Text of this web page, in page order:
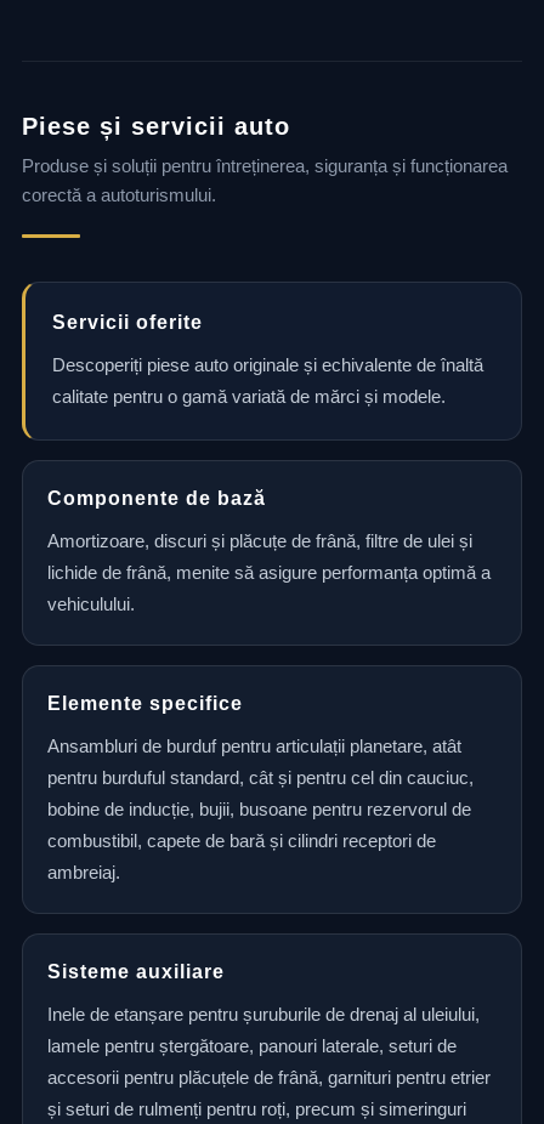
Piese și servicii auto
Produse și soluții pentru întreținerea, siguranța și funcționarea
corectă a autoturismului.
Servicii oferite
Descoperiți piese auto originale și echivalente de înaltă
calitate pentru o gamă variată de mărci și modele.
Componente de bază
Amortizoare, discuri și plăcuțe de frână, filtre de ulei și
lichide de frână, menite să asigure performanța optimă a
vehiculului.
Elemente specifice
Ansambluri de burduf pentru articulații planetare, atât
pentru burduful standard, cât și pentru cel din cauciuc,
bobine de inducție, bujii, busoane pentru rezervorul de
combustibil, capete de bară și cilindri receptori de
ambreiaj.
Sisteme auxiliare
Inele de etanșare pentru șuruburile de drenaj al uleiului,
lamele pentru ștergătoare, panouri laterale, seturi de
accesorii pentru plăcuțele de frână, garnituri pentru etrier
și seturi de rulmenți pentru roți, precum și simeringuri